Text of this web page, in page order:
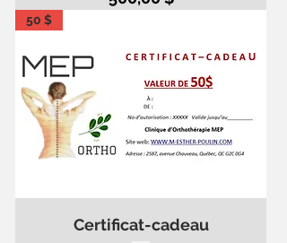
50 $
Certificat-cadeau